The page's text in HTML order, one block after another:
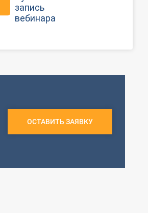
запись
вебинара
ОСТАВИТЬ ЗАЯВКУ